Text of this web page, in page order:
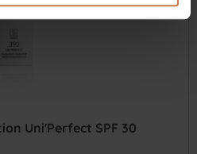
Uni'Perfect SPF 30